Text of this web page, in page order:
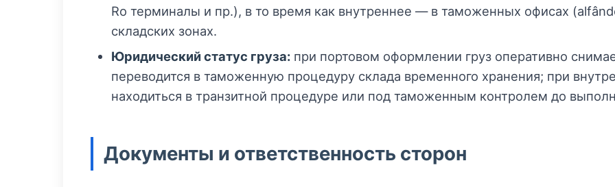
Ro терминалы и пр.), в то время как внутреннее — в таможенных офисах
складских зонах.
Юридический статус груза: при портовом оформлении груз оперативно
переводится в таможенную процедуру склада временного хранения; при
находиться в транзитной процедуре или под таможенным контролем до
Документы и ответственность сторон